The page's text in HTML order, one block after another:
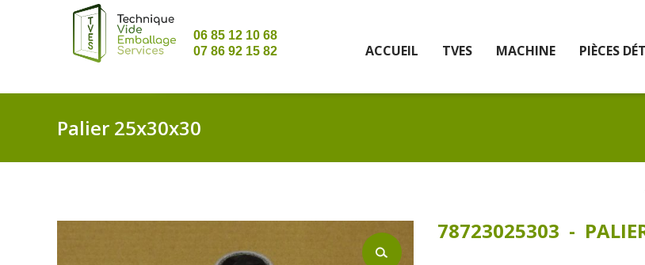
06 85 12 10 68
07 86 92 15 82
ACCUEIL TVES MACHINE PIÈCES
Palier 25x30x30
78723025303 -